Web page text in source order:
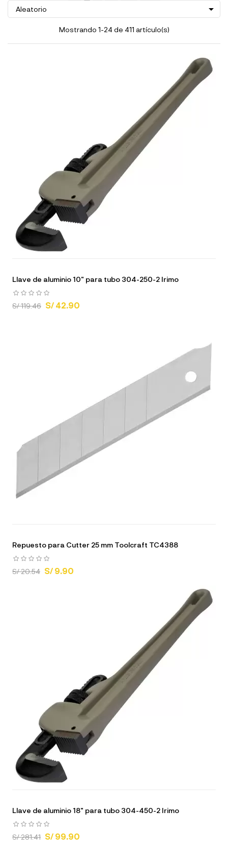
Aleatorio 
Mostrando 1-24 de 411 artículo(s)
Llave de aluminio 10" para tubo 304-250-2 Irimo
S/ 119.46 S/ 42.90
Repuesto para Cutter 25 mm Toolcraft TC4388
S/ 20.54 S/ 9.90
Llave de aluminio 18" para tubo 304-450-2 Irimo
S/ 281.41 S/ 99.90